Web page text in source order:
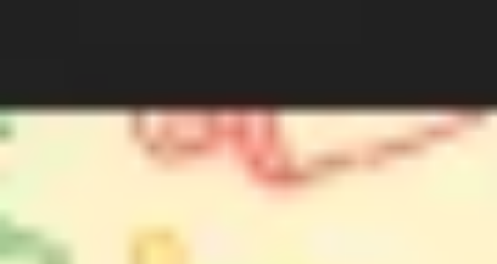
ワイヤーフレームとプロトタイプ